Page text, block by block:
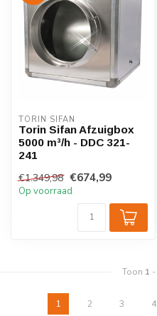
TORIN SIFAN
Torin Sifan Afzuigbox
5000 m³/h - DDC 321-
241
€1.349,98 €674,99
Op voorraad
Toon 1 -
1 2 3 4